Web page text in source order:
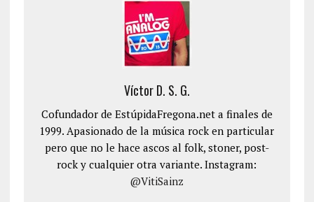
Víctor D. S. G.
Cofundador de EstúpidaFregona.net a finales de
1999. Apasionado de la música rock en particular
pero que no le hace ascos al folk, stoner, post-
rock y cualquier otra variante. Instagram:
@VitiSainz